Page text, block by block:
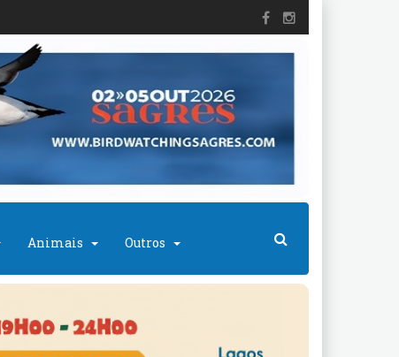
Animais Outros